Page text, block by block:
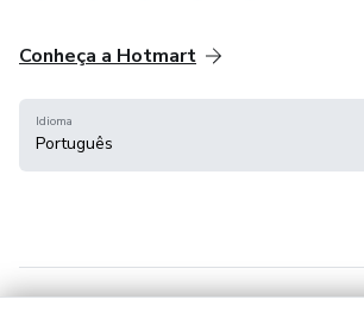
Conheça a Hotmart
Idioma
Português